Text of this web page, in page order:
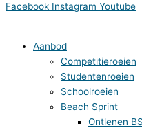
Facebook Instagram Youtube
Aanbod
Competitieroeien
Studentenroeien
Schoolroeien
Beach Sprint
Ontlenen